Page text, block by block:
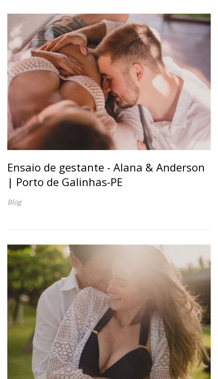
Ensaio de gestante - Alana & Anderson
| Porto de Galinhas-PE
Blog